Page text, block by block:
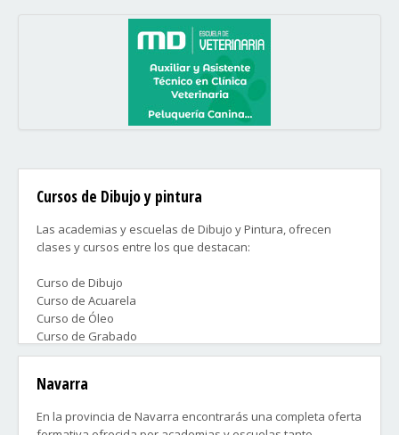
Cursos de Dibujo y pintura
Las academias y escuelas de Dibujo y Pintura, ofrecen
clases y cursos entre los que destacan:
Curso de Dibujo
Curso de Acuarela
Curso de Óleo
Curso de Grabado
Curso de Modelado
Taller infantil
Contacta ahora con las academias que más te convengan y
Navarra
En la provincia de Navarra encontrarás una completa oferta